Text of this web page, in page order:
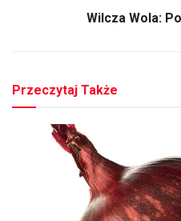
Wilcza Wola:
Przeczytaj Także